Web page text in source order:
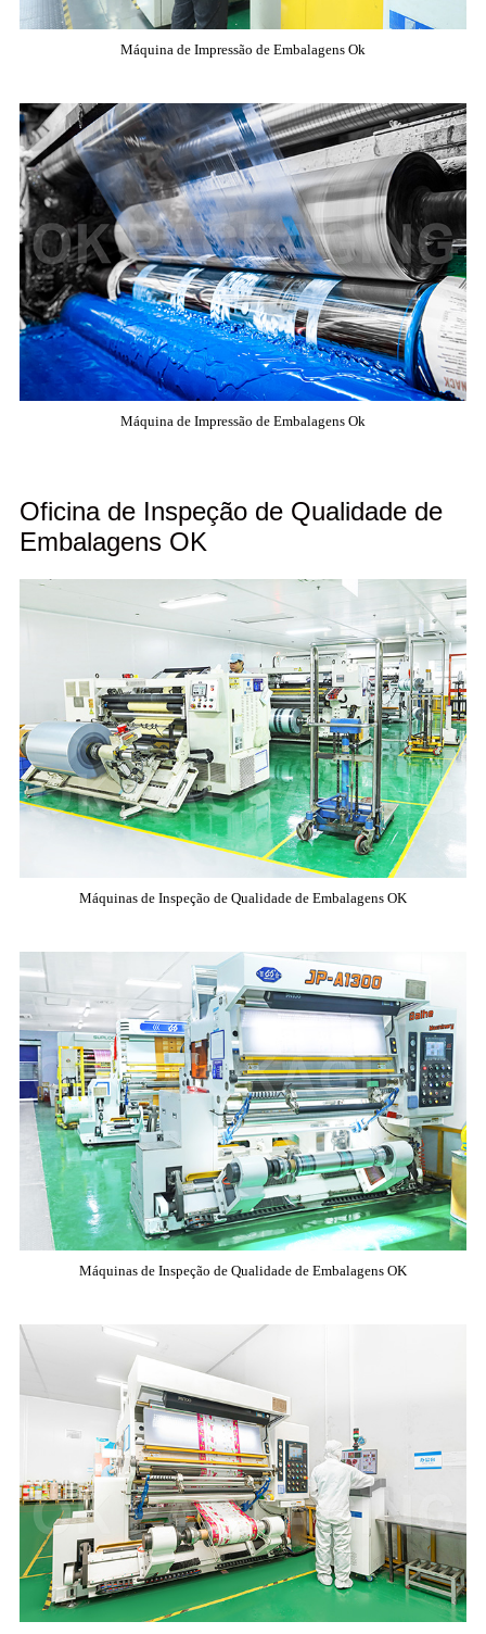
Máquina de Impressão de Embalagens Ok
Máquina de Impressão de Embalagens Ok
Oficina de Inspeção de Qualidade de
Embalagens OK
Máquinas de Inspeção de Qualidade de Embalagens OK
Máquinas de Inspeção de Qualidade de Embalagens OK